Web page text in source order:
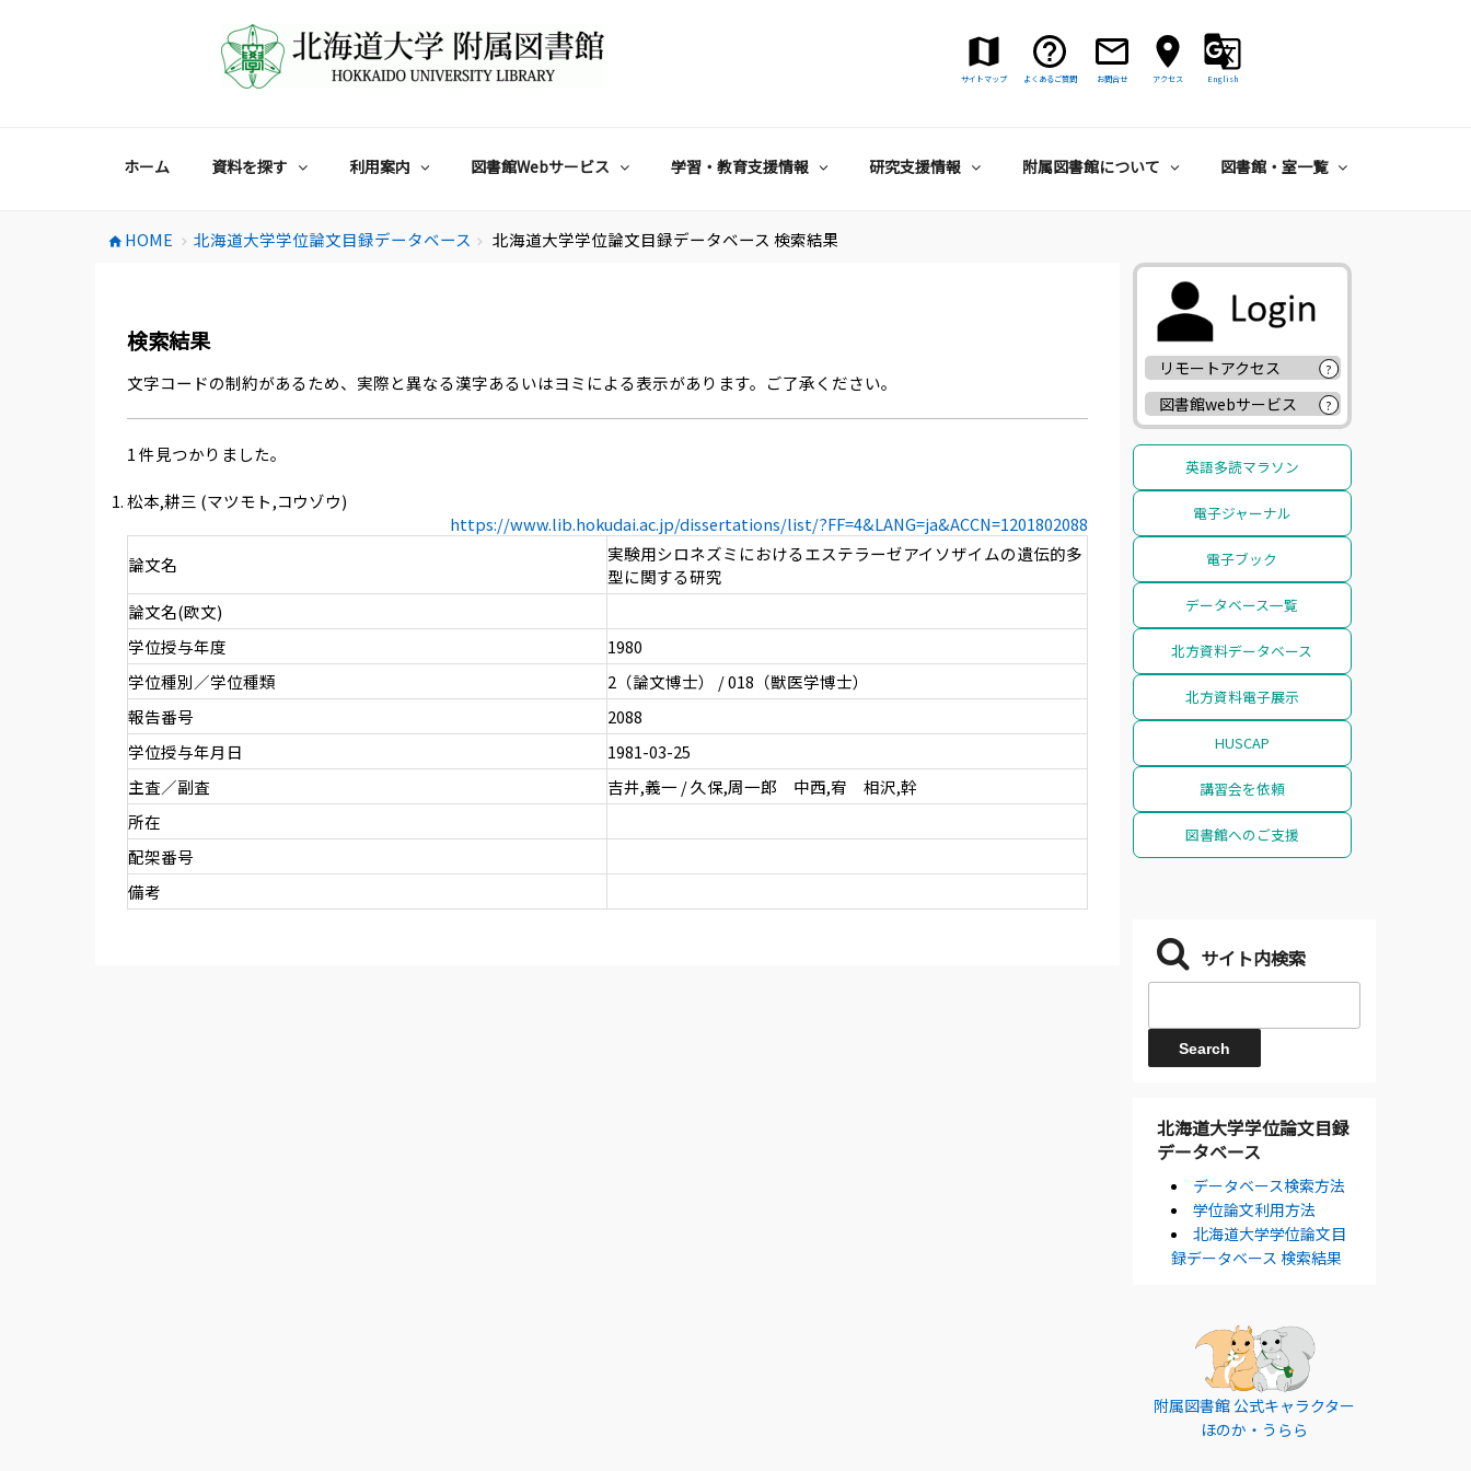
サイトマップ よくあるご質問 お問合せ アクセス English
ホーム 資料を探す 利用案内 図書館Webサービス 学習・教育支援情報 研究支援情報 附属図書館について 図書館・室一覧
home HOME chevron_right 北海道大学学位論文目録データベース chevron_right 北海道大学学位論文目録データベース 検索結果
検索結果
文字コードの制約があるため、実際と異なる漢字あるいはヨミによる表示があります。ご了承ください。
1 件見つかりました。
松本,耕三 (マツモト,コウゾウ)
https://www.lib.hokudai.ac.jp/dissertations/list/?FF=4&LANG=ja&ACCN=1201802088
論文名
実験用シロネズミにおけるエステラーゼアイソザイムの遺伝的多
型に関する研究
論文名(欧文)
学位授与年度
1980
学位種別／学位種類
2（論文博士） / 018（獣医学博士）
報告番号
2088
学位授与年月日
1981-03-25
主査／副査
吉井,義一 / 久保,周一郎 中西,宥 相沢,幹
所在
配架番号
備考
リモートアクセス ?
図書館webサービス ?
英語多読マラソン
電子ジャーナル
電子ブック
データベース一覧
北方資料データベース
北方資料電子展示
HUSCAP
講習会を依頼
図書館へのご支援
サイト内検索
北海道大学学位論文目録
データベース
データベース検索方法
学位論文利用方法
北海道大学学位論文目
録データベース 検索結果
附属図書館 公式キャラクター
ほのか・うらら